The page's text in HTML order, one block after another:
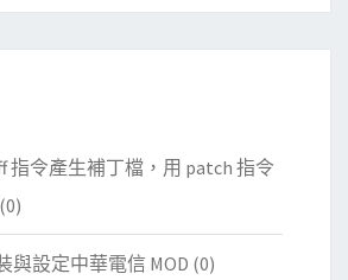
指令產生補丁檔，用 patch 指令
(0)
與設定中華電信 MOD (0)